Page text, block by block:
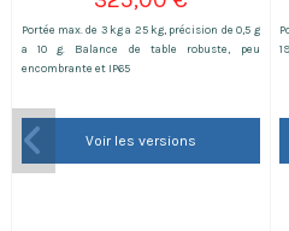
Portée max. de 3 kg a 25 kg, précision de 0,5 g
a 10 g. Balance de table robuste, peu
encombrante et IP65
Voir les versions